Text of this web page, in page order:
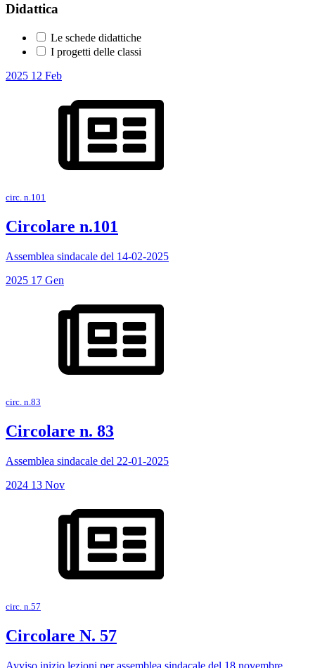
Didattica
Le schede didattiche
I progetti delle classi
2025 12 Feb
circ. n.101
Circolare n.101
Assemblea sindacale del 14-02-2025
2025 17 Gen
circ. n.83
Circolare n. 83
Assemblea sindacale del 22-01-2025
2024 13 Nov
circ. n.57
Circolare N. 57
Avviso inizio lezioni per assemblea sindacale del 18 novembre